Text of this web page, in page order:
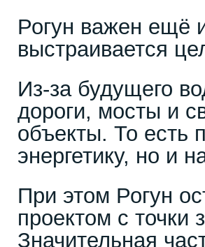
Рогун важен ещё
выстраивается
Из-за будущего
дороги, мосты и
объекты. То есть
энергетику, но и
При этом Рогун
проектом с точки
Значительная